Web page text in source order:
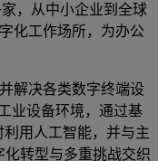
，从中小企业到全球
化工作场所，为办公
解决各类数字终端设
业设备环境，通过基
用人工智能，并与主
转型与多重挑战交织